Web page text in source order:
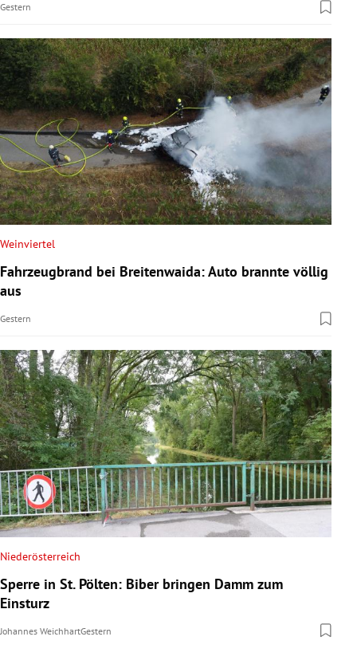
Gestern
Weinviertel
Fahrzeugbrand bei Breitenwaida: Auto brannte völlig
aus
Gestern
Niederösterreich
Sperre in St. Pölten: Biber bringen Damm zum
Einsturz
Johannes WeichhartGestern